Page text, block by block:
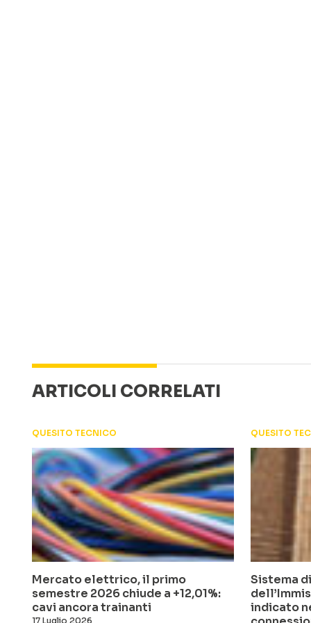
ARTICOLI CORRELATI
QUESITO TECNICO
Mercato elettrico, il primo
semestre 2026 chiude a +12,01%:
cavi ancora trainanti
17 Luglio 2026
QUESITO
Sistema
indicato